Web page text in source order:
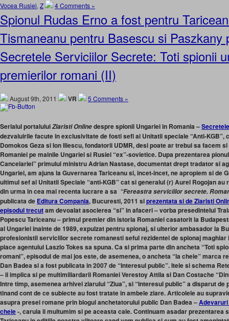
Vocea Rusiei, Z 4 Comments »
Spionul Rudas Erno a fost pentru
Tismaneanu pentru Basescu si Paszkany
Secretele Serviciilor Secrete: Toti spionii
premierilor romani (II)
August 9th, 2011 VR 5 Comments »
Serialul portaluluiZiaristi Onlinedespre spionii Ungariei in Romania –
dezvaluirile facute in exclusivitate de fosti sefi ai Unitatii speciale “Anti-KGB”,
Domokos Geza si Ion Iliescu, fondatorii UDMR, desi poate ar trebui sa facem
Romaniei pe mainile Ungariei si Rusiei “ex”-sovietice. Dupa prezentarea
Cancelariei” primului ministru Adrian Nastase, documentat drept tradator si
Ungariei, am ajuns la Guvernarea Tariceanu si, incet-incet, ne apropiem si de
ultimul sef al Unitatii Speciale “anti-KGB” cat si generalul (r) Aurel Rogojan
din urma in cea mai recenta lucrare a sa “Fereastra serviciilor secrete.
publicata de Editura Compania, Bucuresti, 2011 siprezentata si de Ziaristi
episodul trecutam devoalat asocierea “si” in afaceri – vorba presedintelui
Popescu Tariceanu – primul premier din istoria Romaniei casatorit la
al Ungariei inainte de 1989, expulzat pentru spionaj, si ulterior ambasador la
profesionistii serviciilor secrete romanesti seful rezidentei de spionaj maghiar
place agentului Laszlo Tokes sa spuna. Ca si prima parte din ancheta “Toti
romani”, episodul de mai jos este, de asemenea, o ancheta “la cheie” marca
Dan Badea si a fost publicata in 2007 de “Interesul public”. Itele si schema
– ii implica si pe multimiliardarii Romaniei Verestoy Attila si Dan Costache
Intre timp, asemenea arhivei ziarului “Ziua”, si “Interesul public” a disparut de
tinand cont de ce subiecte au fost tratate in ambele ziare. Articolele au
asupra presei romane prin blogul anchetatorului public Dan Badea –
cheie-, caruia ii multumim si pe aceasta cale. Continuam asadar prezentarea